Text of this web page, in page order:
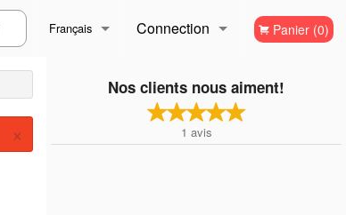
Français
English
Connection
Inscription
Panier (0)
Nos clients nous aiment!
1 avis
×